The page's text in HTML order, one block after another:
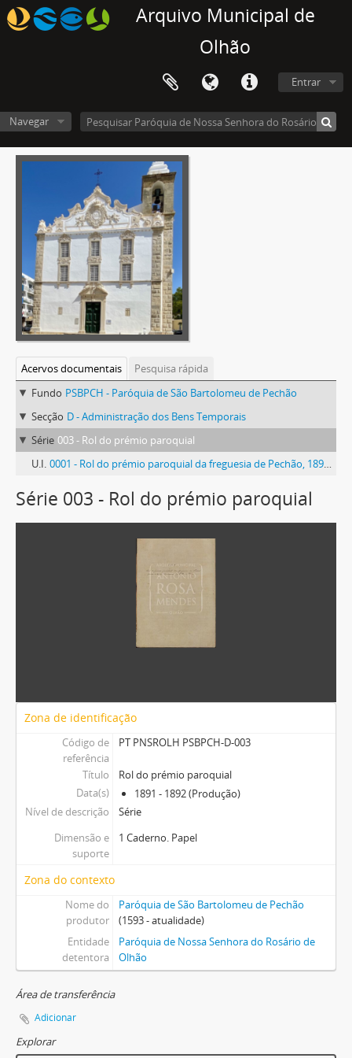
Arquivo Municipal de
Olhão
Entrar
Navegar
Acervos documentais
Pesquisa rápida
Fundo PSBPCH - Paróquia de São Bartolomeu de Pechão
Secção D - Administração dos Bens Temporais
Série 003 - Rol do prémio paroquial
U.I. 0001 - Rol do prémio paroquial da freguesia de Pechão, 1891-1892
Série 003 - Rol do prémio paroquial
Zona de identificação
Código de
referência
PT PNSROLH PSBPCH-D-003
Título
Rol do prémio paroquial
Data(s)
1891 - 1892 (Produção)
Nível de descrição
Série
Dimensão e
suporte
1 Caderno. Papel
Zona do contexto
Nome do
produtor
Paróquia de São Bartolomeu de Pechão
(1593 - atualidade)
Entidade
detentora
Paróquia de Nossa Senhora do Rosário de
Olhão
Área de transferência
Adicionar
Explorar